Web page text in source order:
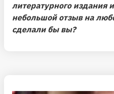
литературного издания
небольшой отзыв на
сделали бы вы?